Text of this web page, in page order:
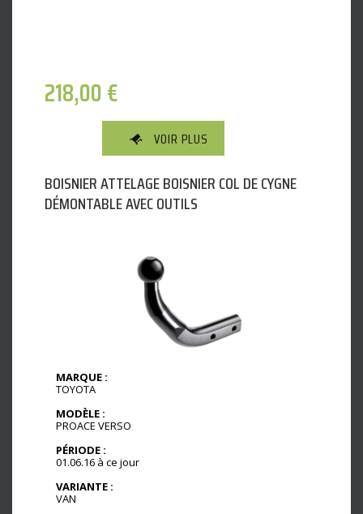
218,00€
VOIR PLUS
BOISNIER ATTELAGE BOISNIER COL DE CYGNE
DÉMONTABLE AVEC OUTILS
MARQUE :
TOYOTA
MODÈLE :
PROACE VERSO
PÉRIODE :
01.06.16 à ce jour
VARIANTE :
VAN